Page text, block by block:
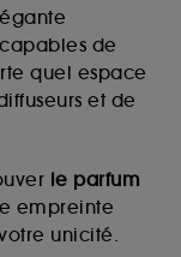
de
quel espace
et de
le parfum
empreinte
unicité.
sur des
la base
de votre
en ligne :